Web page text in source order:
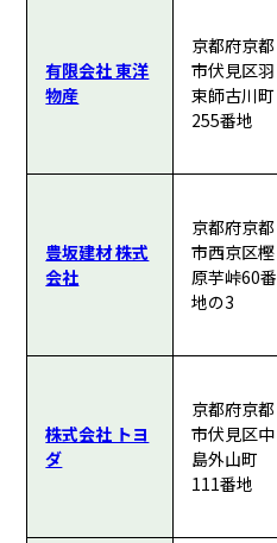
有限会社 東洋
物産
京都府京都
市伏見区羽
束師古川町
255番地
豊坂建材 株式
会社
京都府京都
市西京区樫
原芋峠60番
地の3
株式会社 トヨ
ダ
京都府京都
市伏見区中
島外山町
111番地